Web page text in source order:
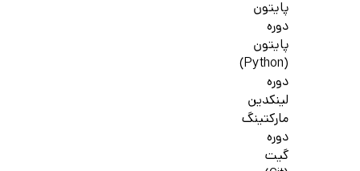
پایتون
دوره
پایتون
(Python)
دوره
لینکدین
مارکتینگ
دوره
گیت